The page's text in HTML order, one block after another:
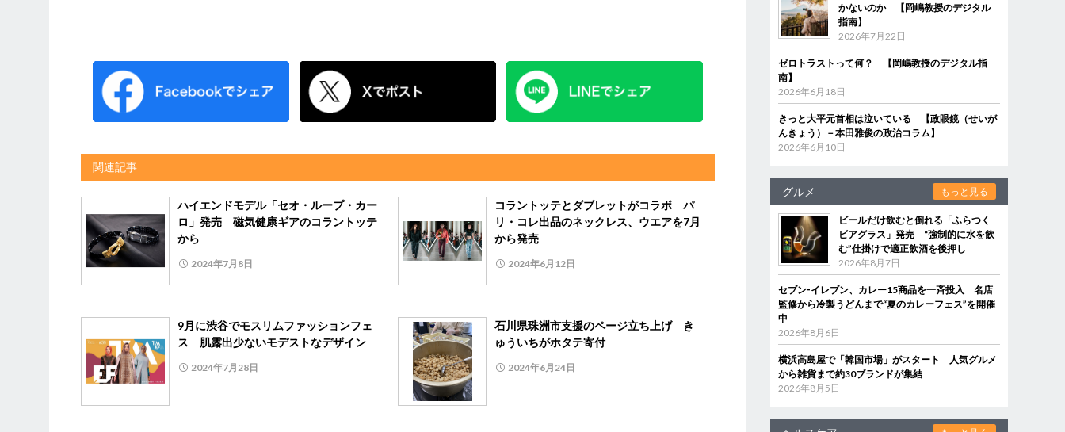
関連記事
ハイエンドモデル「セオ・ループ・カー
ロ」発売 磁気健康ギアのコラントッテ
から
2024年7月8日
コラントッテとダブレットがコラボ パ
リ・コレ出品のネックレス、ウエアを7月
から発売
2024年6月12日
9月に渋谷でモスリムファッションフェ
ス 肌露出少ないモデストなデザイン
2024年7月28日
石川県珠洲市支援のページ立ち上げ き
ゅういちがホタテ寄付
2024年6月24日
かないのか 【岡嶋教授のデジタル
指南】
2026年7月22日
ゼロトラストって何？ 【岡嶋教授のデジタル指
南】
2026年6月18日
きっと大平元首相は泣いている 【政眼鏡（せいが
んきょう）－本田雅俊の政治コラム】
2026年6月10日
グルメ もっと見る
ビールだけ飲むと倒れる「ふらつく
ビアグラス」発売 “強制的に水を飲
む”仕掛けで適正飲酒を後押し
2026年8月7日
セブン‐イレブン、カレー15商品を一斉投入 名店
監修から冷製うどんまで“夏のカレーフェス”を開催
中
2026年8月6日
横浜高島屋で「韓国市場」がスタート 人気グルメ
から雑貨まで約30ブランドが集結
2026年8月5日